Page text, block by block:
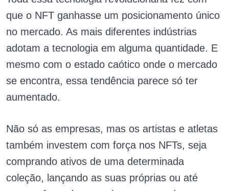
que o NFT ganhasse um posicionamento único
no mercado. As mais diferentes indústrias
adotam a tecnologia em alguma quantidade. E
mesmo com o estado caótico onde o mercado
se encontra, essa tendência parece só ter
aumentado.
Não só as empresas, mas os artistas e atletas
também investem com força nos NFTs, seja
comprando ativos de uma determinada
coleção, lançando as suas próprias ou até